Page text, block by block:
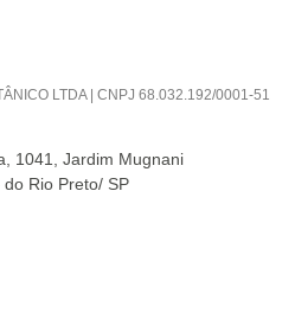
LTDA | CNPJ 68.032.192/0001-51​
1041, Jardim Mugnani
Rio Preto/ SP